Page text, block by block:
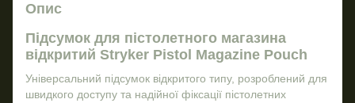
Опис
Підсумок для пістолетного магазина
відкритий Stryker Pistol Magazine Pouch
Універсальний підсумок відкритого типу, розроблений для
швидкого доступу та надійної фіксації пістолетних